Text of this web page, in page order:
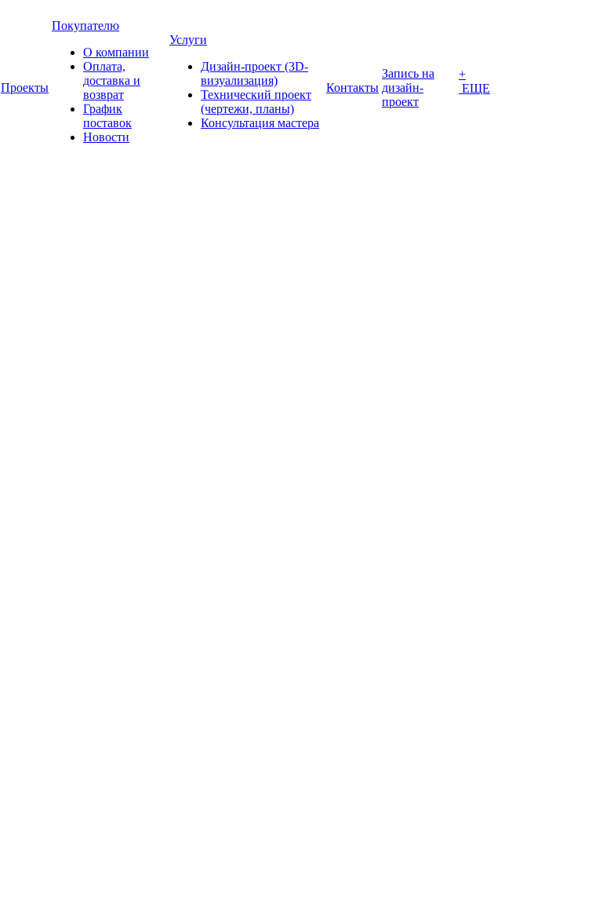
Проекты
Покупателю
О компании
Оплата,
доставка и
возврат
График
поставок
Новости
Услуги
Дизайн-проект (3D-
визуализация)
Технический проект
(чертежи, планы)
Консультация мастера
Контакты
Запись на
дизайн-
проект
+
ЕЩЕ